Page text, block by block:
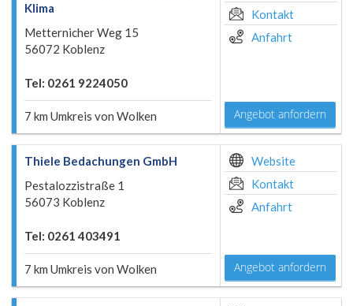
Klima
Metternicher Weg 15
56072 Koblenz
Tel: 0261 9224050
7 km Umkreis von Wolken
Kontakt
Anfahrt
Angebot anfordern
Thiele Bedachungen GmbH
Pestalozzistraße 1
56073 Koblenz
Tel: 0261 403491
7 km Umkreis von Wolken
Website
Kontakt
Anfahrt
Angebot anfordern